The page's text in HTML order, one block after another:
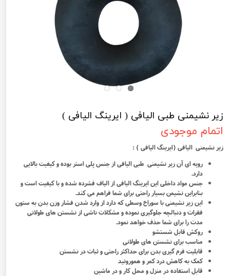
زیر نشیمنی طبی الیافی ( ایرینگ الیافی )
اتمام موجودی
زیر نشیمنی الیافی (ایرینگ الیافی ) :
رویه ای آن زیر نشیمنی طبی الیافی از جنس پلی استر بوده و کیفیت بالایی
دارد.
جنس مواد داخلی این ایرینگ الیافی از الیاف فشرده شده و با کیفیت است و
بنابراین نشیمن بسیار راحتی برای شما فراهم می کند.
این زیر نشیمنی با سوراخ وسطی که دارد از وارد شدن فشار وزن بدن به ستون
فقرات و دنبالچه جلوگیری نموده و مشکلات ناشی از نشستن های طولانی
مدت را برای شما حذف خواهد نمود.
روکش قابل شستشو
مناسب برای نشستن های طولانی
قابلیت فرم گیری بدن برای حداکثر راحتی و ثبات در نشستن
کمک به کاهش درد کمر و هموروئید
قابل استفاده در منزل و محل کار و در ماشین